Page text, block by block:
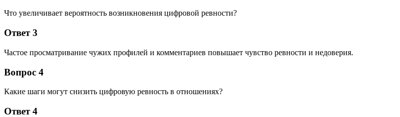
Что увеличивает вероятность возникновения цифровой ревности?
Ответ 3
Частое просматривание чужих профилей и комментариев повышает чувство ревности и недоверия.
Вопрос 4
Какие шаги могут снизить цифровую ревность в отношениях?
Ответ 4